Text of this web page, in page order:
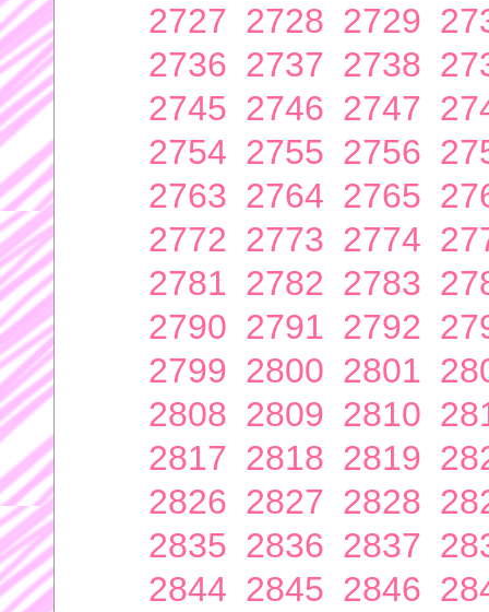
2727 2728 2729
2736 2737 2738
2745 2746 2747
2754 2755 2756
2763 2764 2765
2772 2773 2774
2781 2782 2783
2790 2791 2792
2799 2800 2801
2808 2809 2810
2817 2818 2819
2826 2827 2828
2835 2836 2837
2844 2845 2846